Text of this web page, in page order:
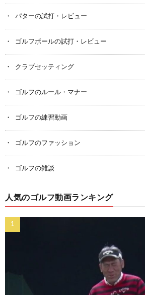
パターの試打・レビュー
ゴルフボールの試打・レビュー
クラブセッティング
ゴルフのルール・マナー
ゴルフの練習動画
ゴルフのファッション
ゴルフの雑談
人気のゴルフ動画ランキング